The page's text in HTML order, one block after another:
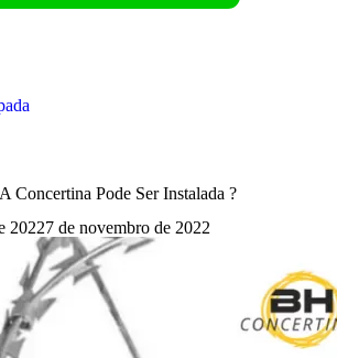
Concertina Pode Ser Instalada ?
20227 de novembro de 2022